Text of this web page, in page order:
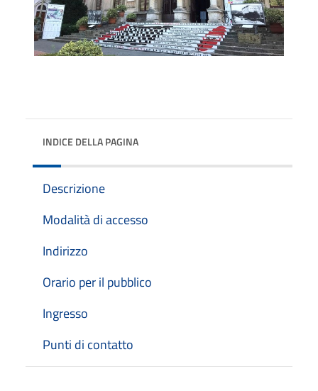
INDICE DELLA PAGINA
Descrizione
Modalità di accesso
Indirizzo
Orario per il pubblico
Ingresso
Punti di contatto